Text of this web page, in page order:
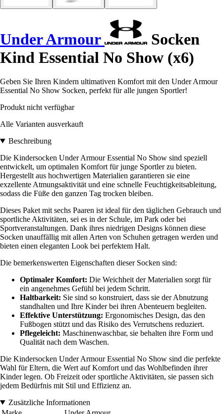
Under Armour
Socken
Kind Essential No Show (x6)
Geben Sie Ihren Kindern ultimativen Komfort mit den Under Armour
Essential No Show Socken, perfekt für alle jungen Sportler!
Produkt nicht verfügbar
Alle Varianten ausverkauft
Beschreibung
Die Kindersocken Under Armour Essential No Show sind speziell
entwickelt, um optimalen Komfort für junge Sportler zu bieten.
Hergestellt aus hochwertigen Materialien garantieren sie eine
exzellente Atmungsaktivität und eine schnelle Feuchtigkeitsableitung,
sodass die Füße den ganzen Tag trocken bleiben.
Dieses Paket mit sechs Paaren ist ideal für den täglichen Gebrauch und
sportliche Aktivitäten, sei es in der Schule, im Park oder bei
Sportveranstaltungen. Dank ihres niedrigen Designs können diese
Socken unauffällig mit allen Arten von Schuhen getragen werden und
bieten einen eleganten Look bei perfektem Halt.
Die bemerkenswerten Eigenschaften dieser Socken sind:
Optimaler Komfort: Die Weichheit der Materialien sorgt für
ein angenehmes Gefühl bei jedem Schritt.
Haltbarkeit: Sie sind so konstruiert, dass sie der Abnutzung
standhalten und Ihre Kinder bei ihren Abenteuern begleiten.
Effektive Unterstützung: Ergonomisches Design, das den
Fußbogen stützt und das Risiko des Verrutschens reduziert.
Pflegeleicht: Maschinenwaschbar, sie behalten ihre Form und
Qualität nach dem Waschen.
Die Kindersocken Under Armour Essential No Show sind die perfekte
Wahl für Eltern, die Wert auf Komfort und das Wohlbefinden ihrer
Kinder legen. Ob Freizeit oder sportliche Aktivitäten, sie passen sich
jedem Bedürfnis mit Stil und Effizienz an.
Zusätzliche Informationen